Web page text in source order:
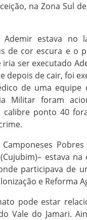
na Zona Sul
estava no
de cor escura e o
ser executado
e depois de cair, foi
de uma equipe
Militar foram
ponto 40
Pobres
– estava na
participava de
e Reforma
pode estar
Vale do Jamari.